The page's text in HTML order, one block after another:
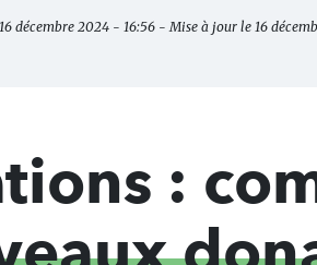
décembre 2024 - 16:56 - Mise à jour le 16
: